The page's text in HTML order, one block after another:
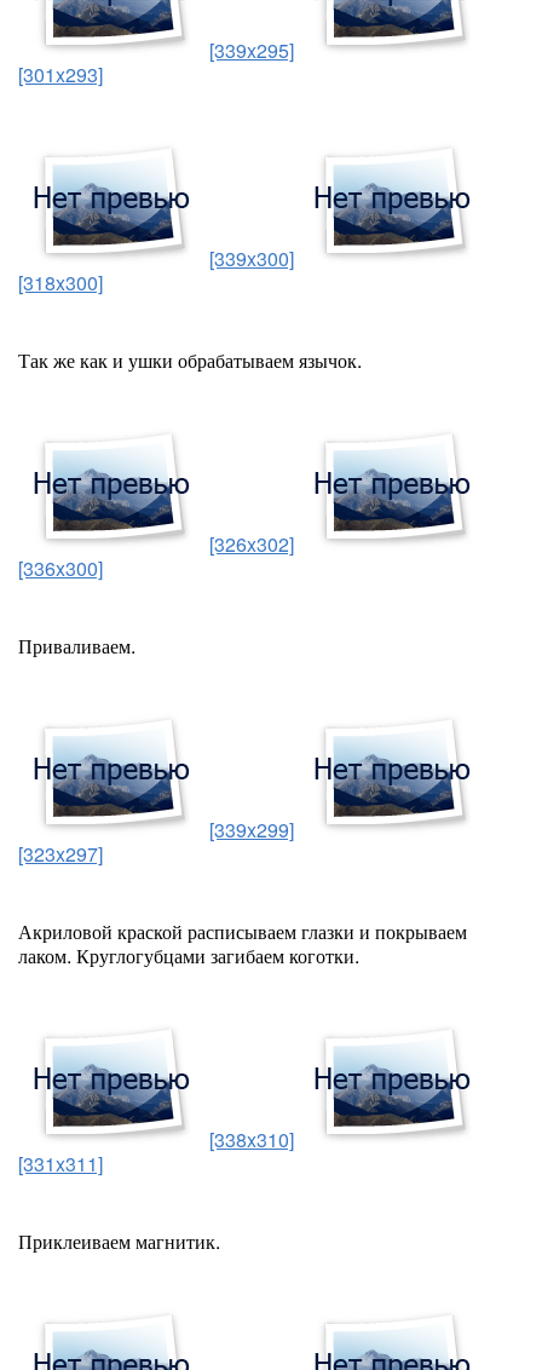
[339x295]
[301x293]
[339x300]
[318x300]
Так же как и ушки обрабатываем язычок.
[326x302]
[336x300]
Приваливаем.
[339x299]
[323x297]
Акриловой краской расписываем глазки и покрываем
лаком. Круглогубцами загибаем коготки.
[338x310]
[331x311]
Приклеиваем магнитик.